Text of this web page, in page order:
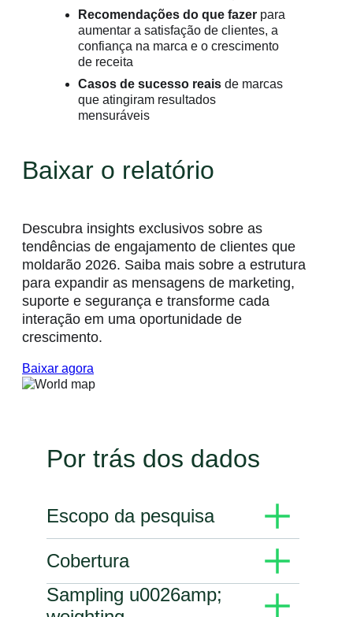
Recomendações do que fazer para
aumentar a satisfação de clientes, a
confiança na marca e o crescimento
de receita
Casos de sucesso reais de marcas
que atingiram resultados
mensuráveis
Baixar o relatório
Descubra insights exclusivos sobre as
tendências de engajamento de clientes que
moldarão 2026. Saiba mais sobre a estrutura
para expandir as mensagens de marketing,
suporte e segurança e transforme cada
interação em uma oportunidade de
crescimento.
Baixar agora
Por trás dos dados
Escopo da pesquisa
baseada em uma pesquisa global da Kantar
encomendada pela Meta. A pesquisa foi realizada
em duas fases: 18 mercados em abril de 2025 e 4
mercados em setembro de 2025.
Cobertura
A pesquisa captura o sentimento de consumo de
11.056 adultos que usam a internet, com idades
Sampling u0026amp;